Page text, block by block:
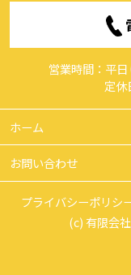
営業時間：平
定休
ホーム
お問い合わせ
プライバシーポリシ
(c) 有限会